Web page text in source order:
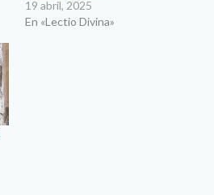
19 abril, 2025
En «Lectio Divina»